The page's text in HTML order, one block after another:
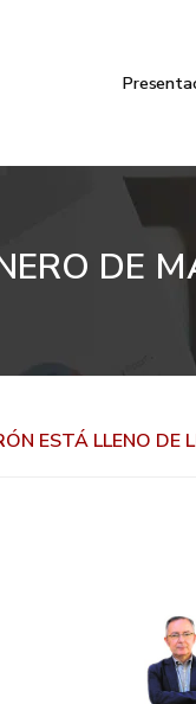
DE
ESTÁ LLENO DE